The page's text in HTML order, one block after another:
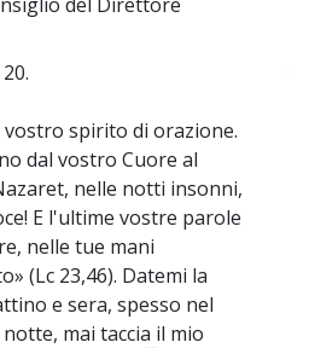
20.
spirito di orazione.
dal vostro Cuore al
nelle notti insonni,
E l'ultime vostre parole
nelle tue mani
(Lc 23,46). Datemi la
e sera, spesso nel
mai taccia il mio